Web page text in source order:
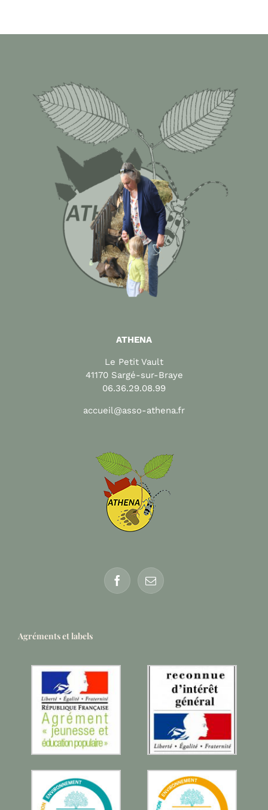
ATHENA
Le Petit Vault
41170 Sargé-sur-Braye
06.36.29.08.99
accueil@asso-athena.fr
Agréments et labels